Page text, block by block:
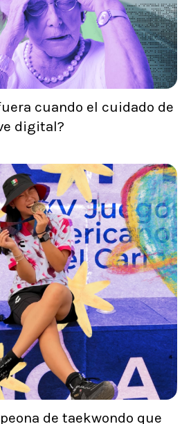
cuando el cuidado de
digital?
de taekwondo que